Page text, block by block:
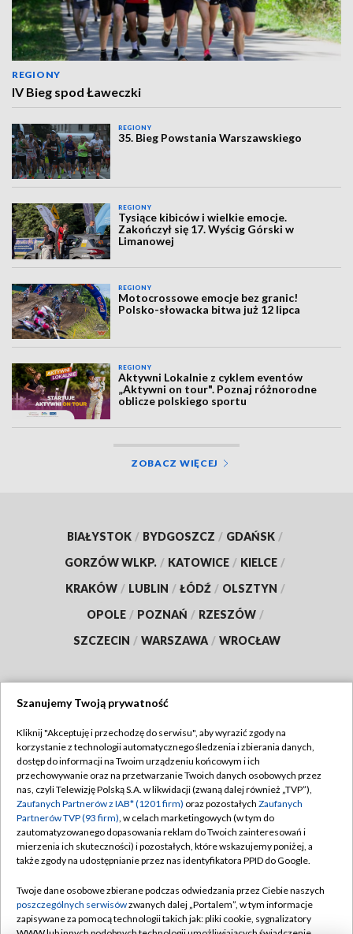
REGIONY
IV Bieg spod Ławeczki
REGIONY
35. Bieg Powstania Warszawskiego
REGIONY
Tysiące kibiców i wielkie emocje.
Zakończył się 17. Wyścig Górski w
Limanowej
REGIONY
Motocrossowe emocje bez granic!
Polsko-słowacka bitwa już 12 lipca
REGIONY
Aktywni Lokalnie z cyklem eventów
„Aktywni on tour". Poznaj różnorodne
oblicze polskiego sportu
ZOBACZ WIĘCEJ
BIAŁYSTOK / BYDGOSZCZ / GDAŃSK /
GORZÓW WLKP. / KATOWICE / KIELCE /
KRAKÓW / LUBLIN / ŁÓDŹ / OLSZTYN /
OPOLE / POZNAŃ / RZESZÓW /
SZCZECIN / WARSZAWA / WROCŁAW
TVP
Abonament TVP
Emisja w TVP
Centrum informacji TVP
Naziemna Telewizja Cyfrowa
Rada Programowa
System NOS
Regulamin TVP
Polityka prywatności
Moje zgody
Pomoc
Kontakt
Szanujemy Twoją prywatność
Kliknij "Akceptuję i przechodzę do serwisu", aby wyrazić zgody na
korzystanie z technologii automatycznego śledzenia i zbierania danych,
dostęp do informacji na Twoim urządzeniu końcowym i ich
przechowywanie oraz na przetwarzanie Twoich danych osobowych przez
nas, czyli Telewizję Polską S.A. w likwidacji (zwaną dalej również „TVP”),
Zaufanych Partnerów z IAB* (1201 firm) oraz pozostałych Zaufanych
Partnerów TVP (93 firm), w celach marketingowych (w tym do
zautomatyzowanego dopasowania reklam do Twoich zainteresowań i
mierzenia ich skuteczności) i pozostałych, które wskazujemy poniżej, a
także zgody na udostępnianie przez nas identyfikatora PPID do Google.
Twoje dane osobowe zbierane podczas odwiedzania przez Ciebie naszych
poszczególnych serwisówzwanych dalej „Portalem”, w tym informacje
zapisywane za pomocą technologii takich jak: pliki cookie, sygnalizatory